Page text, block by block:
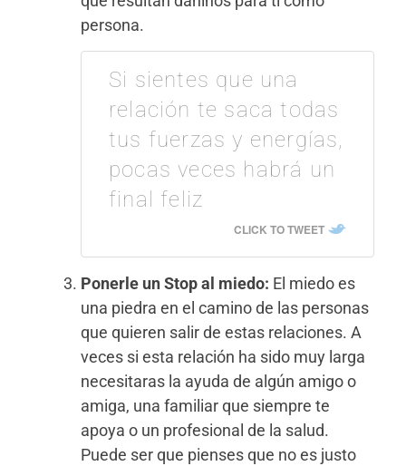
persona.
Si sientes que una
relación te saca todas
tus fuerzas y energías,
pocas veces habrá un
final feliz
CLICK TO TWEET
Ponerle un Stop al miedo: El miedo es
una piedra en el camino de las personas
que quieren salir de estas relaciones. A
veces si esta relación ha sido muy larga
necesitaras la ayuda de algún amigo o
amiga, una familiar que siempre te
apoya o un profesional de la salud.
Puede ser que pienses que no es justo